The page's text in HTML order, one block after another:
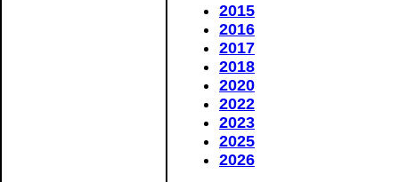
2015
2016
2017
2018
2020
2022
2023
2025
2026